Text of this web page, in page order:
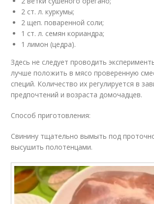
2 ст. л. куркумы;
2 щеп. поваренной соли;
1 ст. л. семян кориандра;
1 лимон (цедра).
Здесь не следует проводить
лучше положить в мясо проверенную
специй. Количество их регулируется в
предпочтений и возраста домочадцев.
Способ приготовления:
Свинину тщательно вымыть под
высушить полотенцами.